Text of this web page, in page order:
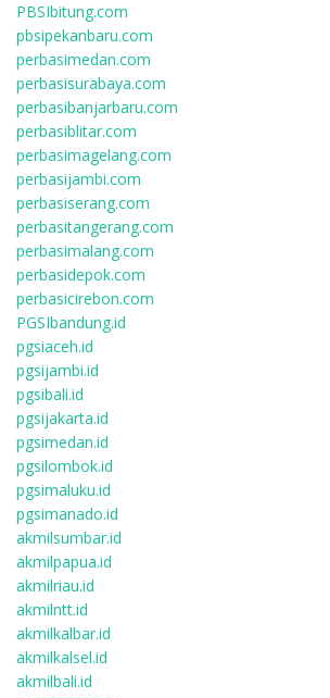
PBSIbitung.com
pbsipekanbaru.com
perbasimedan.com
perbasisurabaya.com
perbasibanjarbaru.com
perbasiblitar.com
perbasimagelang.com
perbasijambi.com
perbasiserang.com
perbasitangerang.com
perbasimalang.com
perbasidepok.com
perbasicirebon.com
PGSIbandung.id
pgsiaceh.id
pgsijambi.id
pgsibali.id
pgsijakarta.id
pgsimedan.id
pgsilombok.id
pgsimaluku.id
pgsimanado.id
akmilsumbar.id
akmilpapua.id
akmilriau.id
akmilntt.id
akmilkalbar.id
akmilkalsel.id
akmilbali.id